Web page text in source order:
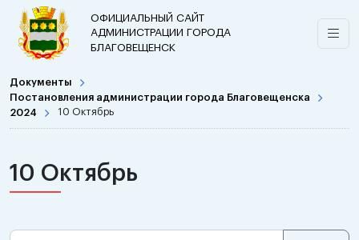
ОФИЦИАЛЬНЫЙ САЙТ
АДМИНИСТРАЦИИ ГОРОДА
БЛАГОВЕЩЕНСК
Документы
Постановления администрации города Благовещенска
2024
10 Октябрь
10 Октябрь